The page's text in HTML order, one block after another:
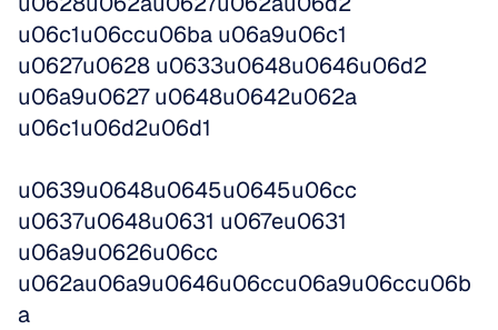
u06c1u06ccu06ba u06a9u06c1
u0627u0628 u0633u0648u0646u06d2
u06a9u0627 u0648u0642u062a
u06c1u06d2u06d1
u0639u0648u0645u0645u06cc
u0637u0648u0631 u067eu0631
u06a9u0626u06cc
u062au06a9u0646u06ccu06a9u06ccu06b
a